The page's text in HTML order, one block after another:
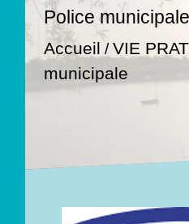
Police municipale
Accueil /VIE
municipale